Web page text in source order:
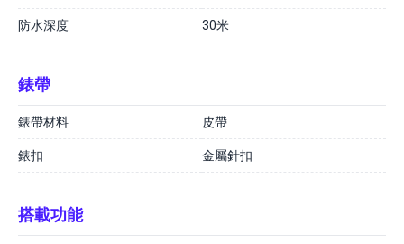
防水深度 30米
錶帶
錶帶材料 皮帶
錶扣 金屬針扣
搭載功能